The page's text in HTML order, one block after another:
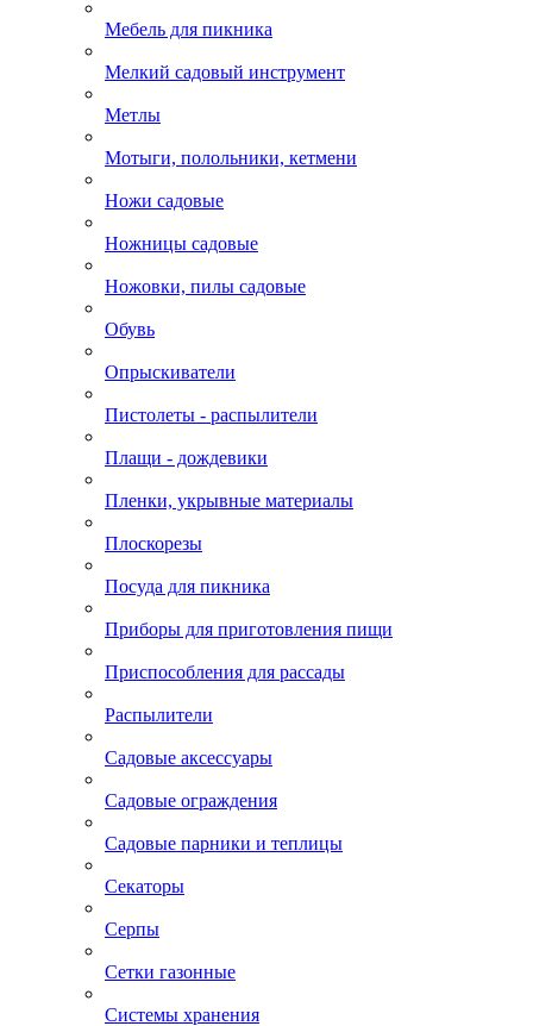
Мебель для пикника
Мелкий садовый инструмент
Метлы
Мотыги, полольники, кетмени
Ножи садовые
Ножницы садовые
Ножовки, пилы садовые
Обувь
Опрыскиватели
Пистолеты - распылители
Плащи - дождевики
Пленки, укрывные материалы
Плоскорезы
Посуда для пикника
Приборы для приготовления пищи
Приспособления для рассады
Распылители
Садовые аксессуары
Садовые ограждения
Садовые парники и теплицы
Секаторы
Серпы
Сетки газонные
Системы хранения